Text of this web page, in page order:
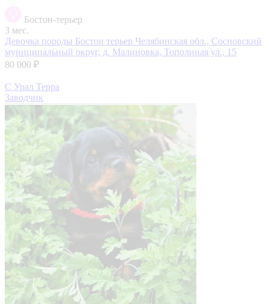
Бостон-терьер
3 мес.
Девочка породы Бостон терьер Челябинская обл., Сосновский
муниципальный округ, д. Малиновка, Тополиная ул., 15
80 000 ₽
С Урал Терра
Заводчик